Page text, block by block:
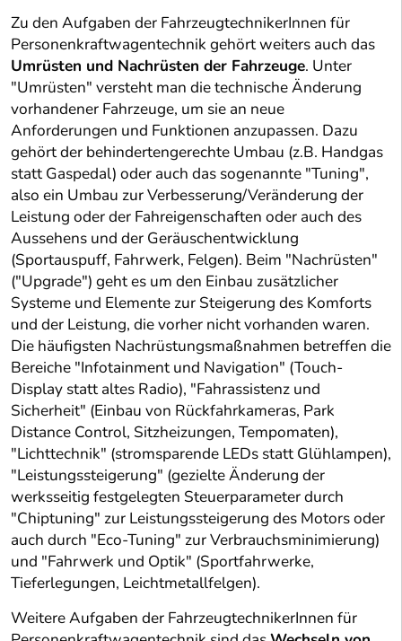
Zu den Aufgaben der FahrzeugtechnikerInnen für
Personenkraftwagentechnik gehört weiters auch das
Umrüsten und Nachrüsten der Fahrzeuge. Unter
"Umrüsten" versteht man die technische Änderung
vorhandener Fahrzeuge, um sie an neue
Anforderungen und Funktionen anzupassen. Dazu
gehört der behindertengerechte Umbau (z.B. Handgas
statt Gaspedal) oder auch das sogenannte "Tuning",
also ein Umbau zur Verbesserung/Veränderung der
Leistung oder der Fahreigenschaften oder auch des
Aussehens und der Geräuschentwicklung
(Sportauspuff, Fahrwerk, Felgen). Beim "Nachrüsten"
("Upgrade") geht es um den Einbau zusätzlicher
Systeme und Elemente zur Steigerung des Komforts
und der Leistung, die vorher nicht vorhanden waren.
Die häufigsten Nachrüstungsmaßnahmen betreffen die
Bereiche "Infotainment und Navigation" (Touch-
Display statt altes Radio), "Fahrassistenz und
Sicherheit" (Einbau von Rückfahrkameras, Park
Distance Control, Sitzheizungen, Tempomaten),
"Lichttechnik" (stromsparende LEDs statt Glühlampen),
"Leistungssteigerung" (gezielte Änderung der
werksseitig festgelegten Steuerparameter durch
"Chiptuning" zur Leistungssteigerung des Motors oder
auch durch "Eco-Tuning" zur Verbrauchsminimierung)
und "Fahrwerk und Optik" (Sportfahrwerke,
Tieferlegungen, Leichtmetallfelgen).
Weitere Aufgaben der FahrzeugtechnikerInnen für